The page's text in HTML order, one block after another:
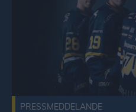
PRESSMEDDELANDE